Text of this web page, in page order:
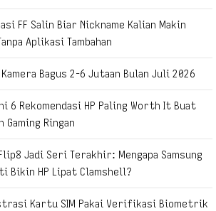
FF Salin Biar Nickname Kalian Makin
Aplikasi Tambahan
Kamera Bagus 2-6 Jutaan Bulan Juli 2026
6 Rekomendasi HP Paling Worth It Buat
Ringan
Jadi Seri Terakhir: Mengapa Samsung
Bikin HP Lipat Clamshell?
Kartu SIM Pakai Verifikasi Biometrik